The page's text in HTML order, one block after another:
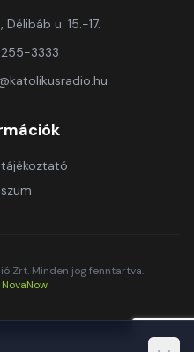
u. 15.-17.
255-3333
Zrt. Minden jog fenntartva.
NovaNow